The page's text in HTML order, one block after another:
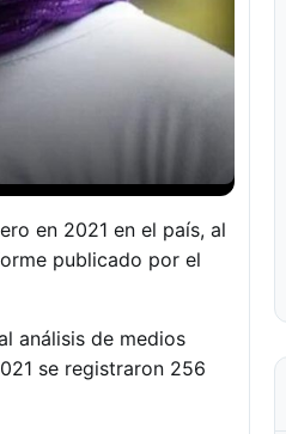
en 2021 en el país, al
publicado por el
análisis de medios
se registraron 256